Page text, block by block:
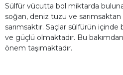
Sülfür vücutta bol miktarda
soğan, deniz tuzu ve
sarımsaktır. Saçlar sülfürün
ve güçlü olmaktadır. Bu
önem taşımaktadır.